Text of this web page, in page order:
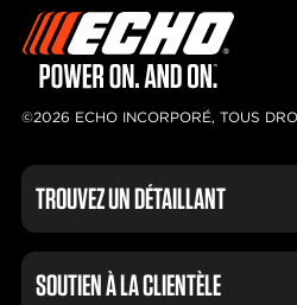
©2026 ECHO INCORPORÉ, TOUS
TROUVEZ UN DÉTAILLANT
SOUTIEN À LA CLIENTÈLE